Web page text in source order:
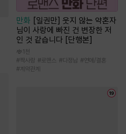
만화 [일권만] 웃지 않는 약혼자
님이 사랑에 빠진 건 변장한 저
인 것 같습니다 [단행본]
1천
#짝사랑 #로맨스 #다정남 #연애/결혼
#계약관계